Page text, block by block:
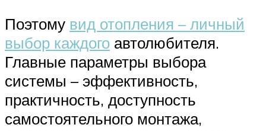
Поэтому вид отопления – личный
выбор каждого автолюбителя.
Главные параметры выбора
системы – эффективность,
практичность, доступность
самостоятельного монтажа,